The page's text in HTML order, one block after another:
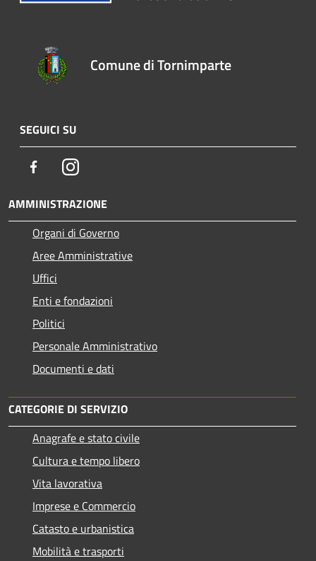
Comune di Tornimparte
SEGUICI SU
FacebookInstagram
AMMINISTRAZIONE
Organi di Governo
Aree Amministrative
Uffici
Enti e fondazioni
Politici
Personale Amministrativo
Documenti e dati
CATEGORIE DI SERVIZIO
Anagrafe e stato civile
Cultura e tempo libero
Vita lavorativa
Imprese e Commercio
Catasto e urbanistica
Mobilità e trasporti